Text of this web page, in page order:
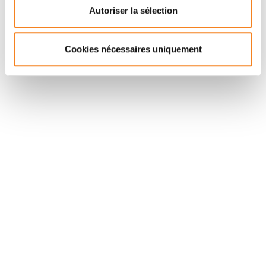
Autoriser la sélection
Cookies nécessaires uniquement
sociaux et en vous inscrivant à notre newsletter.
Inscrivez-vous à la newsletter